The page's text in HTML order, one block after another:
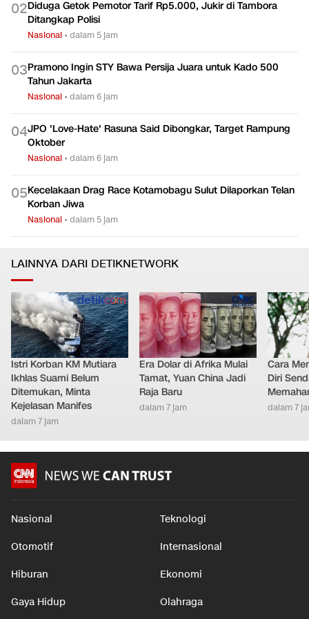
02Diduga Getok Pemotor Tarif Rp5.000, Jukir di Tambora
Ditangkap Polisi
Nasional •dalam 5 jam
03Pramono Ingin STY Bawa Persija Juara untuk Kado 500
Tahun Jakarta
Nasional •dalam 6 jam
04JPO 'Love-Hate' Rasuna Said Dibongkar, Target Rampung
Oktober
Nasional •dalam 6 jam
05Kecelakaan Drag Race Kotamobagu Sulut Dilaporkan Telan
Korban Jiwa
Nasional •dalam 5 jam
LAINNYA DARI DETIKNETWORK
Istri Korban KM Mutiara
Ikhlas Suami Belum
Ditemukan, Minta
Kejelasan Manifes
dalam 7 jam
Era Dolar di Afrika Mulai
Tamat, Yuan China Jadi
Raja Baru
dalam 7 jam
Cara
Diri
dalam 7
Nasional Teknologi
Otomotif Internasional
Hiburan Ekonomi
Gaya Hidup Olahraga